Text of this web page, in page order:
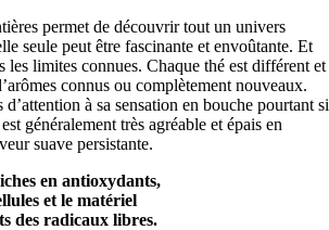
permet de découvrir tout un univers
seule peut être fascinante et envoûtante. Et
les limites connues. Chaque thé est différent et
connus ou complètement nouveaux.
à sa sensation en bouche pourtant si
généralement très agréable et épais en
suave persistante.
en antioxydants,
et le matériel
des radicaux libres.